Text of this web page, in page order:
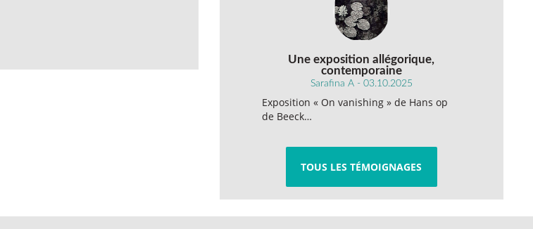
Une exposition allégorique,
contemporaine
Sarafina A - 03.10.2025
Exposition « On vanishing » de Hans op
de Beeck…
TOUS LES TÉMOIGNAGES